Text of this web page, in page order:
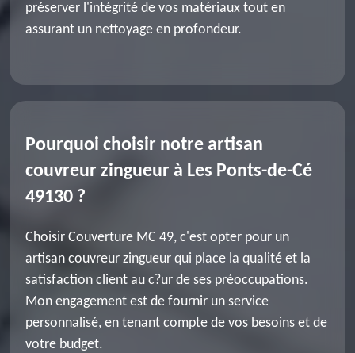
préserver l'intégrité de vos matériaux tout en
assurant un nettoyage en profondeur.
Pourquoi choisir notre artisan
couvreur zingueur à Les Ponts-de-Cé
49130 ?
Choisir Couverture MC 49, c'est opter pour un
artisan couvreur zingueur qui place la qualité et la
satisfaction client au c?ur de ses préoccupations.
Mon engagement est de fournir un service
personnalisé, en tenant compte de vos besoins et de
votre budget.